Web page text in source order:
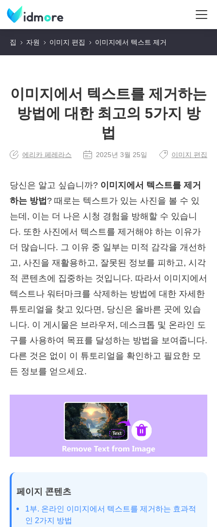
집 자원 이미지 편집 이미지에서 텍스트 제거
이미지에서 텍스트를 제거하는
방법에 대한 최고의 5가지 방
법
에리카 페레라스 2025년 3월 25일 이미지 편집
당신은 알고 싶습니까? 이미지에서 텍스트를 제거
하는 방법 ? 때로는 텍스트가 있는 사진을 볼 수 있
는데, 이는 더 나은 시청 경험을 방해할 수 있습니
다. 또한 사진에서 텍스트를 제거해야 하는 이유가
더 많습니다. 그 이유 중 일부는 미적 감각을 개선하
고, 사진을 재활용하고, 잘못된 정보를 피하고, 시각
적 콘텐츠에 집중하는 것입니다. 따라서 이미지에서
텍스트나 워터마크를 삭제하는 방법에 대한 자세한
튜토리얼을 찾고 있다면, 당신은 올바른 곳에 있습
니다. 이 게시물은 브라우저, 데스크톱 및 온라인 도
구를 사용하여 목표를 달성하는 방법을 보여줍니다.
다른 것은 없이 이 튜토리얼을 확인하고 필요한 모
든 정보를 얻으세요.
페이지 콘텐츠
1부. 온라인 이미지에서 텍스트를 제거하는 효과적
인 2가지 방법